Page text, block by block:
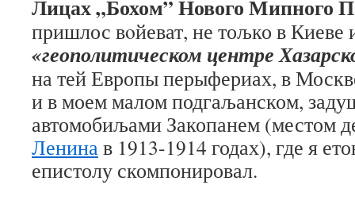
Лицах „Бохом” Нового Мипного
пришлос вoйеват, не тољко в Киеве
«геополитическом центре
на тей Европы перыфериах, в
и в моем малом подгаљанском,
автомобиљами Закопанем (местом
Ленинав 1913-1914 годах), где я
епистолу скомпонировал.